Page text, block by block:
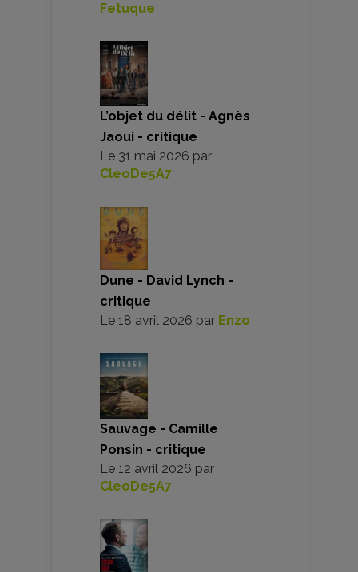
Fetuque
L’objet du délit - Agnès
Jaoui - critique
Le 31 mai 2026 par
CleoDe5A7
Dune - David Lynch -
critique
Le 18 avril 2026 par Enzo
Sauvage - Camille
Ponsin - critique
Le 12 avril 2026 par
CleoDe5A7